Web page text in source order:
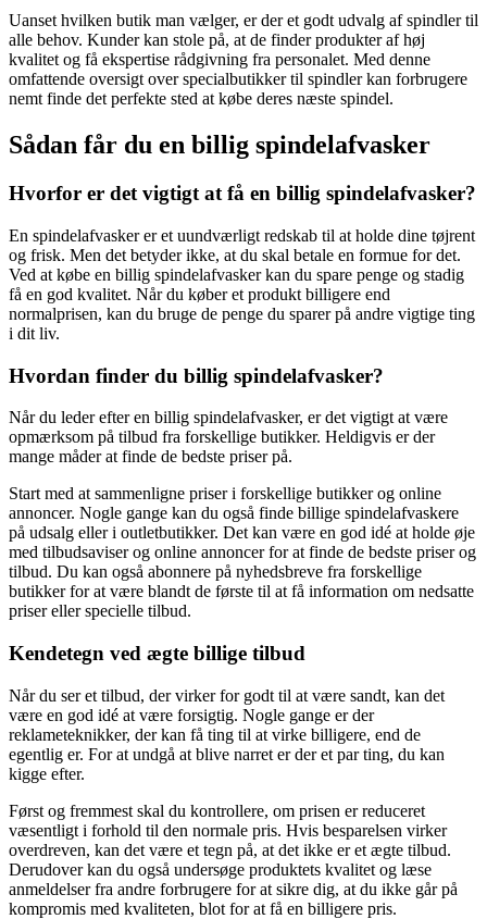
Uanset hvilken butik man vælger, er der et godt udvalg af spindler til
alle behov. Kunder kan stole på, at de finder produkter af høj
kvalitet og få ekspertise rådgivning fra personalet. Med denne
omfattende oversigt over specialbutikker til spindler kan forbrugere
nemt finde det perfekte sted at købe deres næste spindel.
Sådan får du en billig spindelafvasker
Hvorfor er det vigtigt at få en billig spindelafvasker?
En spindelafvasker er et uundværligt redskab til at holde dine tøjrent
og frisk. Men det betyder ikke, at du skal betale en formue for det.
Ved at købe en billig spindelafvasker kan du spare penge og stadig
få en god kvalitet. Når du køber et produkt billigere end
normalprisen, kan du bruge de penge du sparer på andre vigtige ting
i dit liv.
Hvordan finder du billig spindelafvasker?
Når du leder efter en billig spindelafvasker, er det vigtigt at være
opmærksom på tilbud fra forskellige butikker. Heldigvis er der
mange måder at finde de bedste priser på.
Start med at sammenligne priser i forskellige butikker og online
annoncer. Nogle gange kan du også finde billige spindelafvaskere
på udsalg eller i outletbutikker. Det kan være en god idé at holde øje
med tilbudsaviser og online annoncer for at finde de bedste priser og
tilbud. Du kan også abonnere på nyhedsbreve fra forskellige
butikker for at være blandt de første til at få information om nedsatte
priser eller specielle tilbud.
Kendetegn ved ægte billige tilbud
Når du ser et tilbud, der virker for godt til at være sandt, kan det
være en god idé at være forsigtig. Nogle gange er der
reklameteknikker, der kan få ting til at virke billigere, end de
egentlig er. For at undgå at blive narret er der et par ting, du kan
kigge efter.
Først og fremmest skal du kontrollere, om prisen er reduceret
væsentligt i forhold til den normale pris. Hvis besparelsen virker
overdreven, kan det være et tegn på, at det ikke er et ægte tilbud.
Derudover kan du også undersøge produktets kvalitet og læse
anmeldelser fra andre forbrugere for at sikre dig, at du ikke går på
kompromis med kvaliteten, blot for at få en billigere pris.